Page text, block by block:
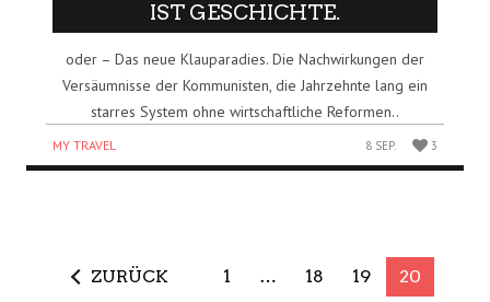
IST GESCHICHTE.
oder – Das neue Klauparadies. Die Nachwirkungen der
Versäumnisse der Kommunisten, die Jahrzehnte lang ein
starres System ohne wirtschaftliche Reformen..
MY TRAVEL 8 SEP. 3
ZURÜCK 1 … 18 19 20